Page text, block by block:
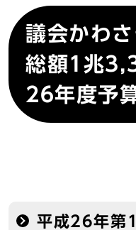
議会かわ
総額1兆
26年度予
平成26年第